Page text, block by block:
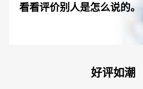
看看评价别人是怎么说的。
好评如潮